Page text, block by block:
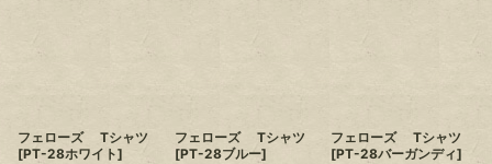
フェローズ Tシャツ
[PT-28ホワイト]
フェローズ Tシャツ
[PT-28ブルー]
フェローズ Tシャツ
[PT-28バーガンディ]